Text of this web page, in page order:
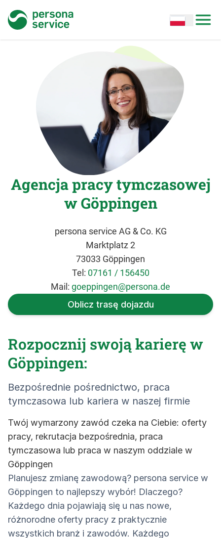
persona service Open options
Agencja pracy tymczasowej
w Göppingen
persona service AG & Co. KG
Marktplatz 2
73033 Göppingen
Tel: 07161 / 156450
Mail: goeppingen@persona.de
Oblicz trasę dojazdu
Rozpocznij swoją karierę w
Göppingen:
Bezpośrednie pośrednictwo, praca
tymczasowa lub kariera w naszej firmie
Twój wymarzony zawód czeka na Ciebie: oferty
pracy, rekrutacja bezpośrednia, praca
tymczasowa lub praca w naszym oddziale w
Göppingen
Planujesz zmianę zawodową? persona service w
Göppingen to najlepszy wybór! Dlaczego?
Każdego dnia pojawiają się u nas nowe,
różnorodne oferty pracy z praktycznie
wszystkich branż i zawodów. Każdego